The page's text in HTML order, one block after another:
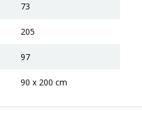
73
205
97
90 x 200 cm